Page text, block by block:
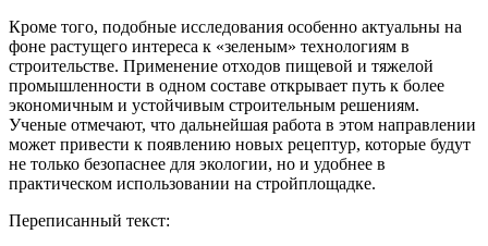
Кроме того, подобные исследования особенно актуальны на
фоне растущего интереса к «зеленым» технологиям в
строительстве. Применение отходов пищевой и тяжелой
промышленности в одном составе открывает путь к более
экономичным и устойчивым строительным решениям.
Ученые отмечают, что дальнейшая работа в этом направлении
может привести к появлению новых рецептур, которые будут
не только безопаснее для экологии, но и удобнее в
практическом использовании на стройплощадке.
Переписанный текст: